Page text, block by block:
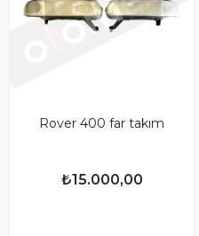
Rover 400 far takım
₺15.000,00